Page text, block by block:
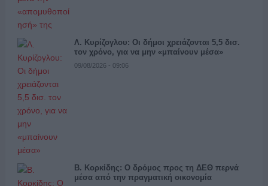
Λ. Κυρίζογλου: Οι δήμοι χρειάζονται 5,5 δισ.
τον χρόνο, για να μην «μπαίνουν μέσα»
09/08/2026 - 09:06
Β. Κορκίδης: Ο δρόμος προς τη ΔΕΘ περνά
μέσα από την πραγματική οικονομία